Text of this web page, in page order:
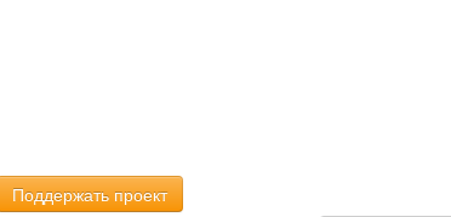
Поддержать проект